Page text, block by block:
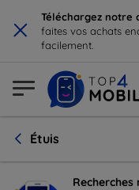
× Téléchargez notre
faites vos achats
facilement.
Étuis
Recherches